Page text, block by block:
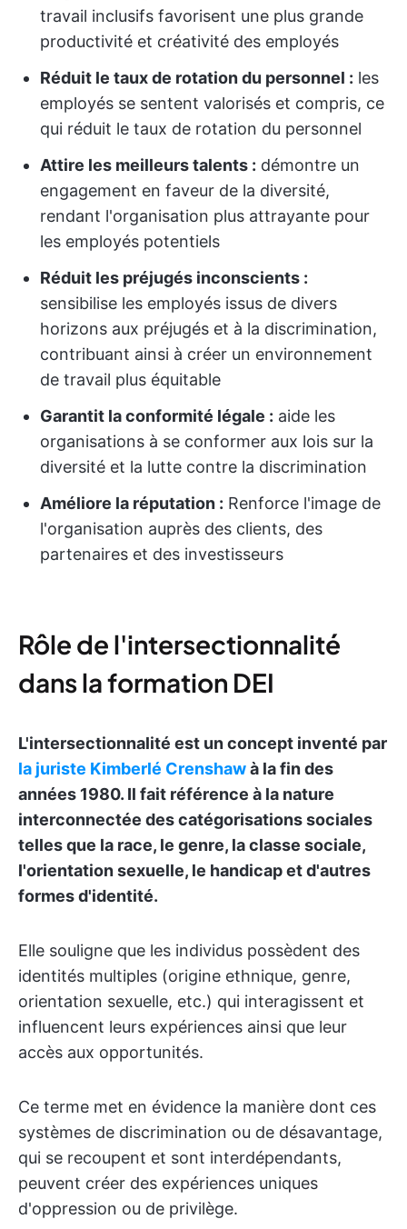
travail inclusifs favorisent une plus grande
productivité et créativité des employés
Réduit le taux de rotation du personnel : les
employés se sentent valorisés et compris, ce
qui réduit le taux de rotation du personnel
Attire les meilleurs talents : démontre un
engagement en faveur de la diversité,
rendant l'organisation plus attrayante pour
les employés potentiels
Réduit les préjugés inconscients :
sensibilise les employés issus de divers
horizons aux préjugés et à la discrimination,
contribuant ainsi à créer un environnement
de travail plus équitable
Garantit la conformité légale : aide les
organisations à se conformer aux lois sur la
diversité et la lutte contre la discrimination
Améliore la réputation : Renforce l'image de
l'organisation auprès des clients, des
partenaires et des investisseurs
Rôle de l'intersectionnalité
dans la formation DEI
L'intersectionnalité est un concept inventé par
la juriste Kimberlé Crenshawà la fin des
années 1980. Il fait référence à la nature
interconnectée des catégorisations sociales
telles que la race, le genre, la classe sociale,
l'orientation sexuelle, le handicap et d'autres
formes d'identité.
Elle souligne que les individus possèdent des
identités multiples (origine ethnique, genre,
orientation sexuelle, etc.) qui interagissent et
influencent leurs expériences ainsi que leur
accès aux opportunités.
Ce terme met en évidence la manière dont ces
systèmes de discrimination ou de désavantage,
qui se recoupent et sont interdépendants,
peuvent créer des expériences uniques
d'oppression ou de privilège.